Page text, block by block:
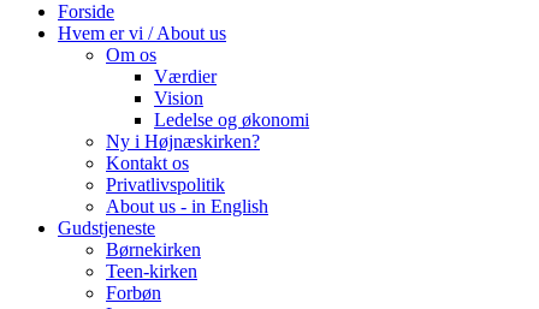
Forside
Hvem er vi / About us
Om os
Værdier
Vision
Ledelse og økonomi
Ny i Højnæskirken?
Kontakt os
Privatlivspolitik
About us - in English
Gudstjeneste
Børnekirken
Teen-kirken
Forbøn